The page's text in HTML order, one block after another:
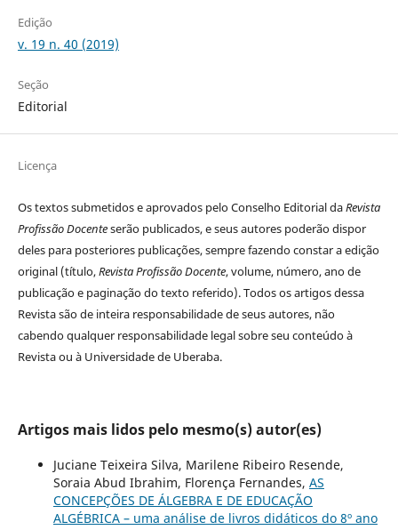
Edição
v. 19 n. 40 (2019)
Seção
Editorial
Licença
Os textos submetidos e aprovados pelo Conselho Editorial daRevista
Profissão Docenteserão publicados, e seus autores poderão dispor
deles para posteriores publicações, sempre fazendo constar a edição
original (título,Revista Profissão Docente, volume, número, ano de
publicação e paginação do texto referido). Todos os artigos dessa
Revista são de inteira responsabilidade de seus autores, não
cabendo qualquer responsabilidade legal sobre seu conteúdo à
Revista ou à Universidade de Uberaba.
Artigos mais lidos pelo mesmo(s) autor(es)
Juciane Teixeira Silva, Marilene Ribeiro Resende,
Soraia Abud Ibrahim, Florença Fernandes, AS
CONCEPÇÕES DE ÁLGEBRA E DE EDUCAÇÃO
ALGÉBRICA – uma análise de livros didáticos do 8º ano